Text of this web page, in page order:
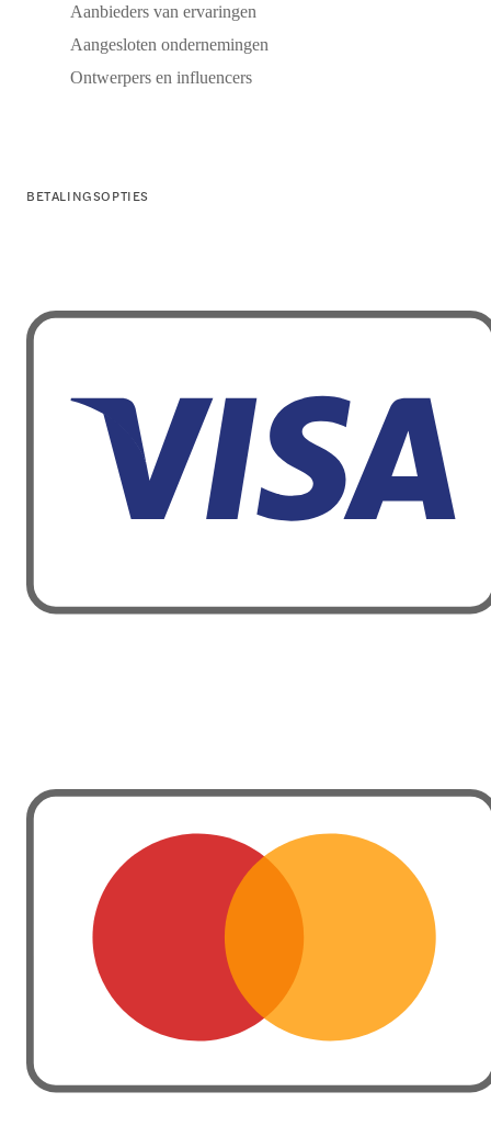
Aanbieders van ervaringen
Aangesloten ondernemingen
Ontwerpers en influencers
BETALINGSOPTIES